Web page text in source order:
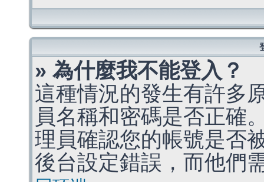
» 為什麼我不能登入？
這種情況的發生有許多
員名稱和密碼是否正確
理員確認您的帳號是否
後台設定錯誤，而他們